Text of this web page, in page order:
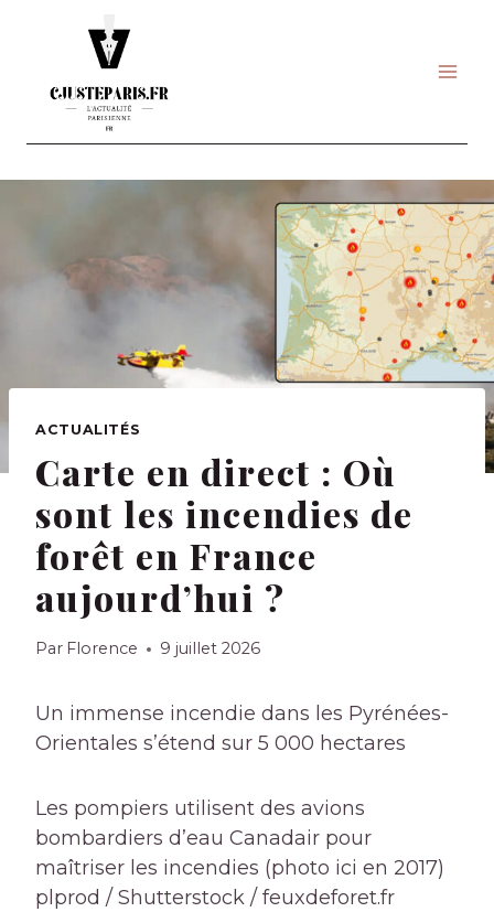
ACTUALITÉS
Carte en direct : Où
sont les incendies de
forêt en France
aujourd’hui ?
Par Florence 9 juillet 2026
Un immense incendie dans les Pyrénées-
Orientales s’étend sur 5 000 hectares
Les pompiers utilisent des avions
bombardiers d’eau Canadair pour
maîtriser les incendies (photo ici en 2017)
plprod / Shutterstock / feuxdeforet.fr